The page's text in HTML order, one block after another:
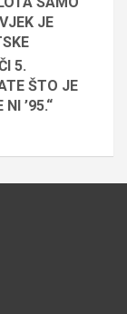
JE
5.
ŠTO JE
’95.“